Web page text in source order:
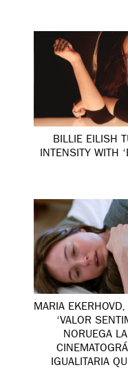
BILLIE EILISH
INTENSITY WITH
MARIA
‘VALOR
NORUEGA
IGUALITARIA